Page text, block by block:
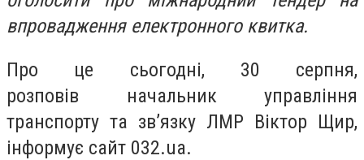
впровадження електронного квитка.
Про це сьогодні, 30 серпня,
розповів начальник управління
транспорту та зв’язку ЛМР Віктор Щир,
інформує сайт 032.ua.